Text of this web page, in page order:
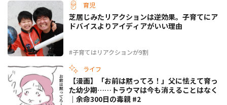
育児
#子育てはリアクションが9割
芝居じみたリアクションは逆効果。子育てにア
ドバイスよりアイディアがいい理由
ライフ
【漫画】「お前は黙ってろ！」父に怯えて育っ
た幼少期……トラウマは今も消えることはなく
｜余命300日の毒親 #2